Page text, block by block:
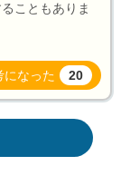
こともありま
になった 20